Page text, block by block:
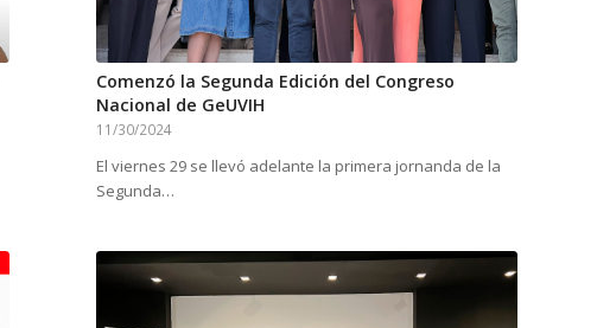
Comenzó la Segunda Edición del Congreso
Nacional de GeUVIH
11/30/2024
El viernes 29 se llevó adelante la primera jornanda de la
Segunda…